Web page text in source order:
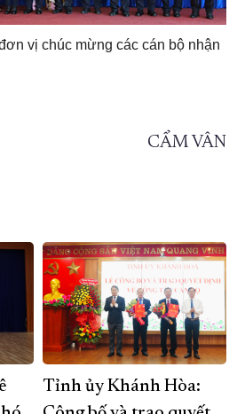
vị chúc mừng các cán bộ nhận
CẨM VÂN
Tỉnh ủy Khánh Hòa: